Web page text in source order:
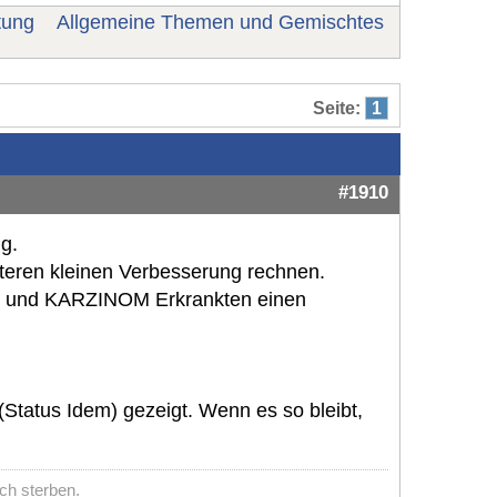
Allgemeine Themen und Gemischtes
Seite: 1
#1910
kleinen Verbesserung rechnen.
KARZINOM Erkrankten einen
Idem) gezeigt. Wenn es so bleibt,
sterben.